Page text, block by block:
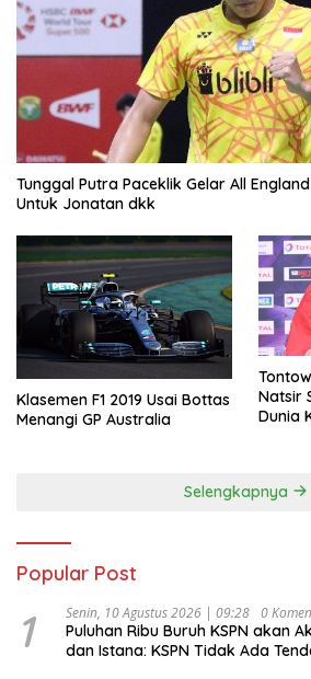
Tunggal Putra Paceklik Gelar All
Untuk Jonatan dkk
Klasemen F1 2019 Usai Bottas
Menangi GP Australia
Natsir
Dunia
Selengkapnya
Popular Post
1 Senin, 10 Agustus 2026 | 09:28 0
Puluhan Ribu Buruh KSPN akan
dan Istana: KSPN Tidak Ada